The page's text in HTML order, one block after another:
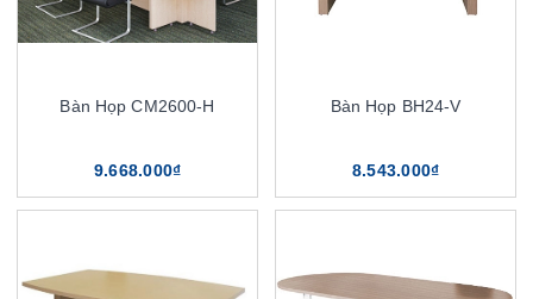
Bàn Họp CM2600-H
9.668.000₫
Bàn Họp BH24-V
8.543.000₫